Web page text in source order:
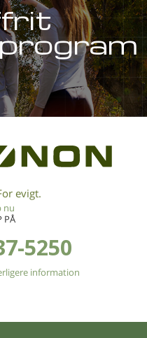
evigt.
nu
PÅ
5250
information